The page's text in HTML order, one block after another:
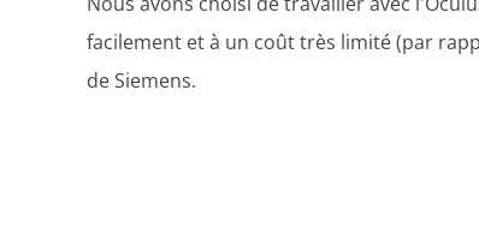
facilement et à un coût très limité (par
de Siemens.